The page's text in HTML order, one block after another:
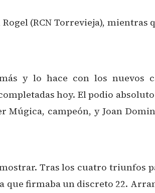
(RCN Torrevieja),
y lo hace con los nuevos
hoy. El podio
campeón, y Joan
Tras los cuatro triunfos
firmaba un discreto 22.